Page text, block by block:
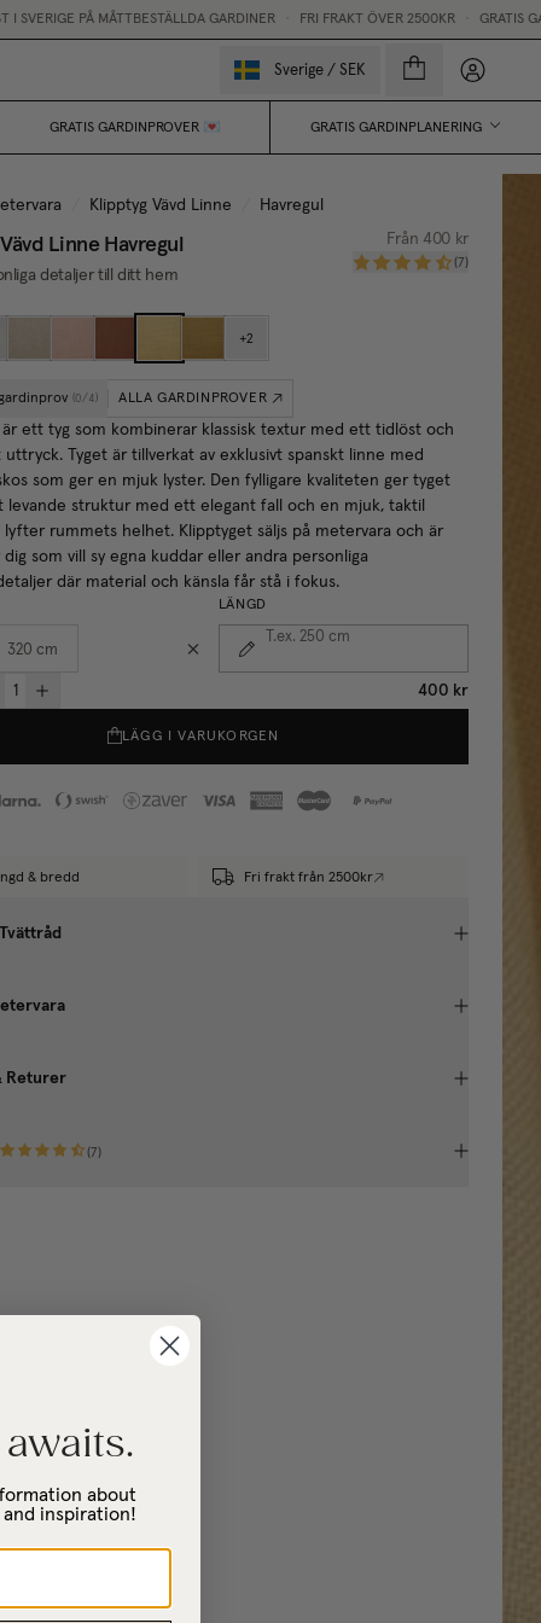
GARDINER • FRI FRAKT ÖVER 2500KR • GRATIS GARDINPROVER
Sverige / SEK Mina
GRATIS GARDINPROVER 💌 GRATIS GARDINPLANERING
Klipptyg Vävd Linne Havregul
Linne Havregul
detaljer till ditt hem
Från 400 kr
(7 )
+2
( 0/ 4) ALLA GARDINPROVER
är ett tyg som kombinerar klassisk textur med ett tidlöst och
uttryck. Tyget är tillverkat av exklusivt spanskt linne med
som ger en mjuk lyster. Den fylligare kvaliteten ger tyget
levande struktur med ett elegant fall och en mjuk, taktil
lyfter rummets helhet. Klipptyget säljs på metervara och är
som vill sy egna kuddar eller andra personliga
där material och känsla får stå i fokus.
320 cm
LÄNGD
T.ex. 250 cm
400 kr
LÄGG I VARUKORGEN
& bredd Fri frakt från 2500kr
Returer
(7 )
about
inspiration!